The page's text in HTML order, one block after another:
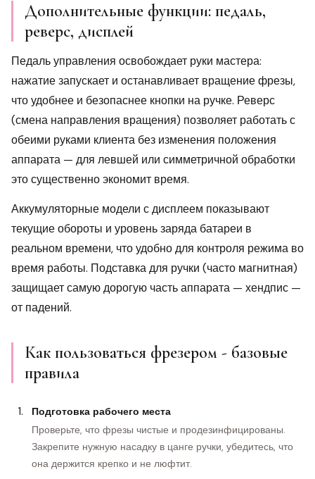
Дополнительные функции: педаль,
реверс, дисплей
Педаль управления освобождает руки мастера:
нажатие запускает и останавливает вращение фрезы,
что удобнее и безопаснее кнопки на ручке. Реверс
(смена направления вращения) позволяет работать с
обеими руками клиента без изменения положения
аппарата — для левшей или симметричной обработки
это существенно экономит время.
Аккумуляторные модели с дисплеем показывают
текущие обороты и уровень заряда батареи в
реальном времени, что удобно для контроля режима во
время работы. Подставка для ручки (часто магнитная)
защищает самую дорогую часть аппарата — хендпис —
от падений.
Как пользоваться фрезером - базовые
правила
Подготовка рабочего места
Проверьте, что фрезы чистые и продезинфицированы.
Закрепите нужную насадку в цанге ручки, убедитесь, что
она держится крепко и не люфтит.